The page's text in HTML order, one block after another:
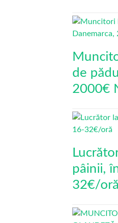
de
2000€
pâinii,
32€/oră